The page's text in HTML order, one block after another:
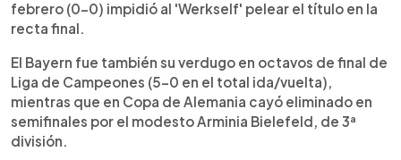
febrero (0-0) impidió al 'Werkself' pelear el título en la
recta final.
El Bayern fue también su verdugo en octavos de final de
Liga de Campeones (5-0 en el total ida/vuelta),
mientras que en Copa de Alemania cayó eliminado en
semifinales por el modesto Arminia Bielefeld, de 3ª
división.